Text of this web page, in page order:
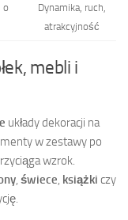
o
Dynamika, ruch,
atrakcyjność
mebli i
układy dekoracji na
w zestawy po
wzrok.
, świece, książki czy